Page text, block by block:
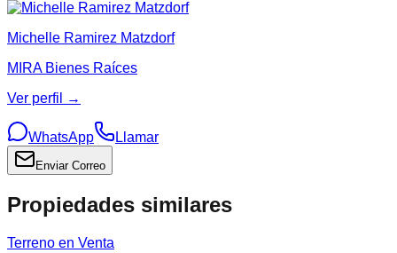
Michelle Ramirez Matzdorf
MIRA Bienes Raíces
Ver perfil →
WhatsApp Llamar
Enviar Correo
Propiedades similares
Terreno en Venta